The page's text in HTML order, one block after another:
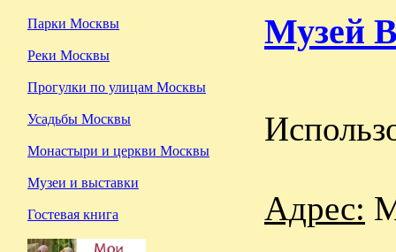
Парки Москвы
Реки Москвы
Прогулки по улицам Москвы
Усадьбы Москвы
Монастыри и церкви Москвы
Музеи и выставки
Гостевая книга
Музей
Адрес: